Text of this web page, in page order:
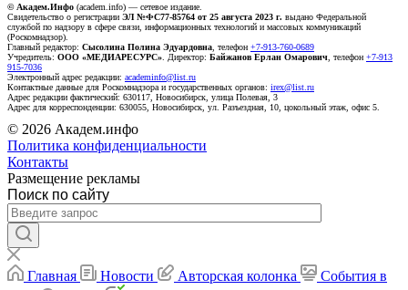
© Академ.Инфо (academ.info) — сетевое издание.
Свидетельство о регистрации ЭЛ №ФС77-85764 от 25 августа 2023 г. выдано Федеральной
службой по надзору в сфере связи, информационных технологий и массовых коммуникаций
(Роскомнадзор).
Главный редактор: Сысолина Полина Эдуардовна , телефон +7-913-760-0689
Учредитель: ООО «МЕДИАРЕСУРС» . Директор: Байжанов Ерлан Омарович , телефон +7-913
915-7036
Электронный адрес редакции: academinfo@list.ru
Контактные данные для Роскомнадзора и государственных органов: irex@list.ru
Адрес редакции фактический: 630117, Новосибирск, улица Полевая, 3
Адрес для корреспонденции: 630055, Новосибирск, ул. Разъездная, 10, цокольный этаж, офис 5.
© 2026 Академ.инфо
Политика конфиденциальности
Контакты
Размещение рекламы
Поиск по сайту
Главная Новости Авторская колонка События в